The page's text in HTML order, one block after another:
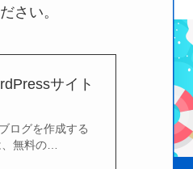
さい。
サイト
ログを作成する
、無料の…